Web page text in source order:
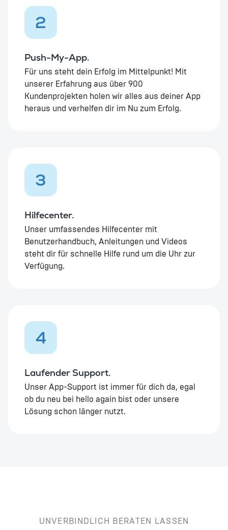
2
Push-My-App.
Für uns steht dein Erfolg im Mittelpunkt! Mit
unserer Erfahrung aus über 900
Kundenprojekten holen wir alles aus deiner App
heraus und verhelfen dir im Nu zum Erfolg.
3
Hilfecenter.
Unser umfassendes Hilfecenter mit
Benutzerhandbuch, Anleitungen und Videos
steht dir für schnelle Hilfe rund um die Uhr zur
Verfügung.
4
Laufender Support.
Unser App-Support ist immer für dich da, egal
ob du neu bei hello again bist oder unsere
Lösung schon länger nutzt.
UNVERBINDLICH BERATEN LASSEN